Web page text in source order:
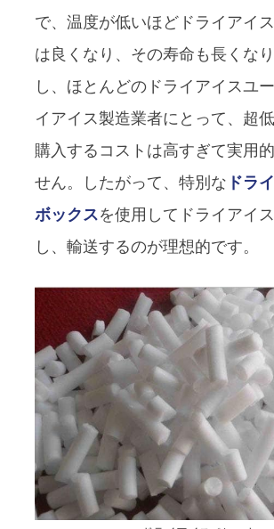
で、温度が低いほどドライアイ
は良くなり、その寿命も長くな
し、ほとんどのドライアイスユ
イアイス製造業者にとって、超
購入するコストは高すぎて実用
せん。したがって、特別な ドラ
ボックスを使用してドライアイ
し、輸送するのが理想的です。